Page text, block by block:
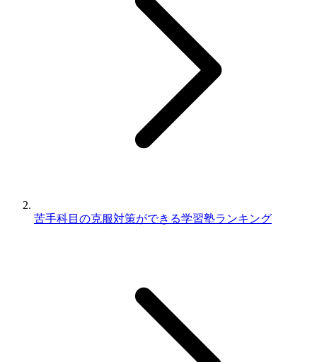
苦手科目の克服対策ができる学習塾ランキング